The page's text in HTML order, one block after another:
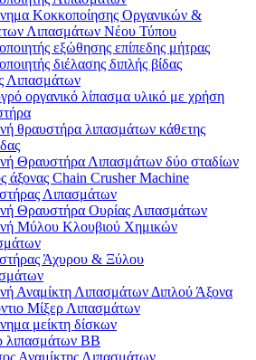
Κοκκοποίησης Οργανικών &
Λιπασμάτων Νέου Τύπου
εξώθησης επίπεδης μήτρας
διέλασης διπλής βίδας
Λιπασμάτων
οργανικό λίπασμα υλικό με χρήση
θραυστήρα λιπασμάτων κάθετης
Θραυστήρα Λιπασμάτων δύο σταδίων
άξονας Chain Crusher Machine
Λιπασμάτων
Θραυστήρα Ουρίας Λιπασμάτων
Μύλου Κλουβιού Χημικών
Άχυρου & Ξύλου
Αναμίκτη Λιπασμάτων Διπλού Άξονα
Μίξερ Λιπασμάτων
μείκτη δίσκων
λιπασμάτων BB
Αναμίκτης Λιπασμάτων